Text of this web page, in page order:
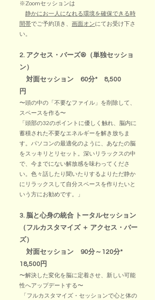
※Zoomセッションは
静かにお一人になれる環境を確保できる時
間帯でご予約頂き、 画面オンにてお受け下さ
い。
2. アクセス・バーズ®（単独セッショ
ン）
対面セッション 60分* 8,500
円
〜頭の中の「不要なファイル」を削除して、
スペースを作る〜
「頭部の32のポイントに優しく触れ、脳内に
蓄積された不要なエネルギーを解き放ちま
す。パソコンの最適化のように、あなたの脳
をスッキリとリセット。深いリラックスの中
で、今までにない解放感を味わってくださ
い。色々話したり聞いたりするよりただ静か
にリラックスして自分スペースを作りたいと
いう方にお勧めです。」
3. 脳と心身の統合 トータルセッション
（フルカスタマイズ ＋ アクセス・バー
ズ）
対面セッション 90分～120分*
18,500円
〜解決した変化を脳に定着させ、新しい可能
性へアップデートする〜
「フルカスタマイズ・セッションで心と体の